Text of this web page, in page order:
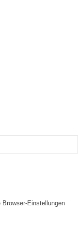
Einstellungen